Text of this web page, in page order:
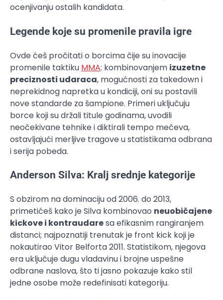
ocenjivanju ostalih kandidata.
Legende koje su promenile pravila igre
Ovde ćeš pročitati o borcima čije su inovacije
promenile taktiku MMA: kombinovanjem izuzetne
preciznosti udaraca, mogućnosti za takedown i
neprekidnog napretka u kondiciji, oni su postavili
nove standarde za šampione. Primeri uključuju
borce koji su držali titule godinama, uvodili
neočekivane tehnike i diktirali tempo mečeva,
ostavljajući merljive tragove u statistikama odbrana
i serija pobeda.
Anderson Silva: Kralj srednje kategorije
S obzirom na dominaciju od 2006. do 2013,
primetićeš kako je Silva kombinovao neuobičajene
kickove i kontraudaresa efikasnim rangiranjem
distanci; najpoznatiji trenutak je front kick koji je
nokautirao Vitor Belforta 2011. Statistikom, njegova
era uključuje dugu vladavinu i brojne uspešne
odbrane naslova, što ti jasno pokazuje kako stil
jedne osobe može redefinisati kategoriju.